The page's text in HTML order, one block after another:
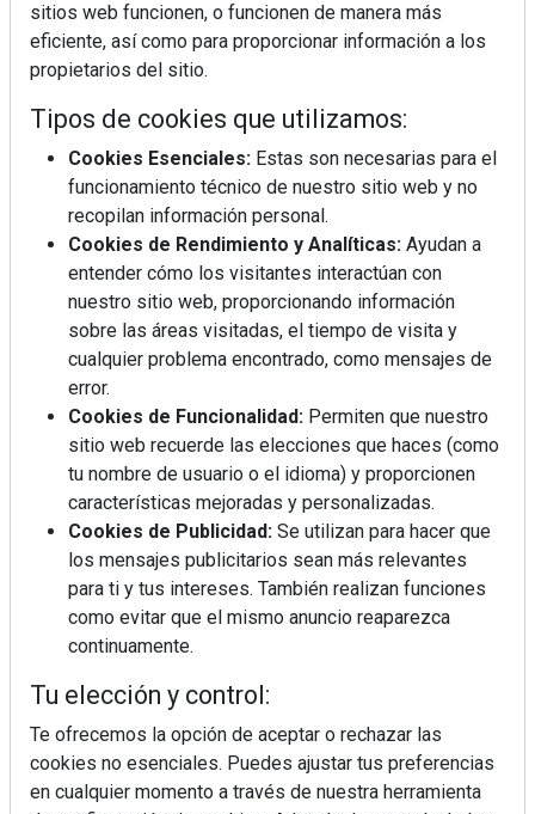
La industrialización, descarbonización y el Plan
BIM España, a debate en REBUILD
MÁS LEÍDOS
La cocina resiste, el mercado duda
MHK Ibérica potencia el crecimiento
de sus asociados con la
marca musterhaus küchen
Diseño, orden y sostenibilidad marcan
¿Por qué la cocina ha destronado al
salón como el espacio favorito de la
casa?
Sapienstone y Cupa Stone refuerzan
su alianza con una nueva superficie
cerámica que anticipa las tendencias
LivingPINO® amplía su visión del
hogar con el lanzamiento de su nueva
línea de armarios
"Ya no hablamos únicamente de
sitios web funcionen, o funcionen de manera más
eficiente, así como para proporcionar información a los
propietarios del sitio.
Tipos de cookies que utilizamos:
Cookies Esenciales: Estas son necesarias para el
funcionamiento técnico de nuestro sitio web y no
recopilan información personal.
Cookies de Rendimiento y Analíticas: Ayudan a
entender cómo los visitantes interactúan con
nuestro sitio web, proporcionando información
sobre las áreas visitadas, el tiempo de visita y
cualquier problema encontrado, como mensajes de
error.
Cookies de Funcionalidad: Permiten que nuestro
sitio web recuerde las elecciones que haces (como
tu nombre de usuario o el idioma) y proporcionen
características mejoradas y personalizadas.
Cookies de Publicidad: Se utilizan para hacer que
los mensajes publicitarios sean más relevantes
para ti y tus intereses. También realizan funciones
como evitar que el mismo anuncio reaparezca
continuamente.
Tu elección y control:
Te ofrecemos la opción de aceptar o rechazar las
cookies no esenciales. Puedes ajustar tus preferencias
en cualquier momento a través de nuestra herramienta